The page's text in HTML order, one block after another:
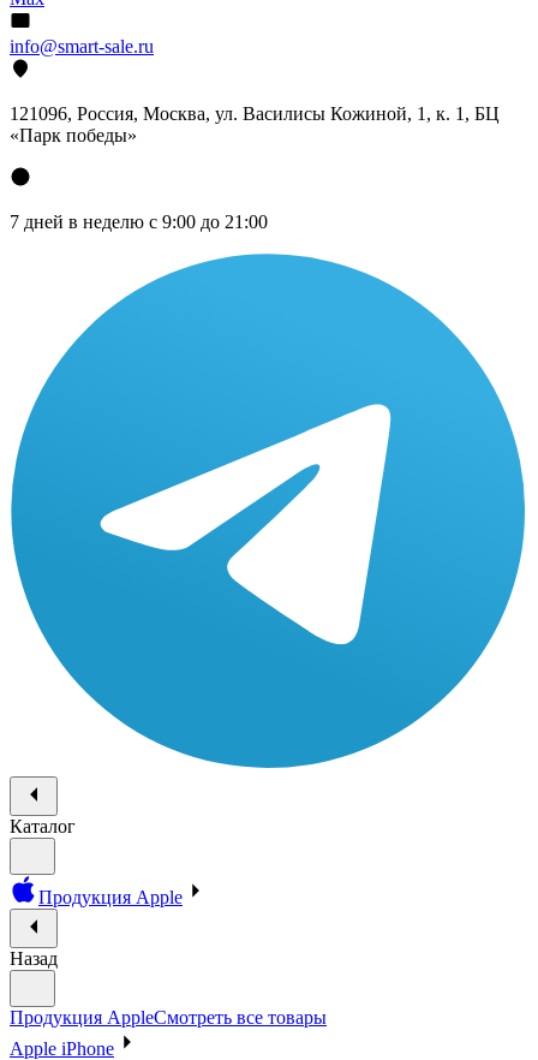
info@smart-sale.ru
121096, Россия, Москва, ул. Василисы Кожиной, 1, к. 1, БЦ
«Парк победы»
7 дней в неделю с 9:00 до 21:00
Каталог
Продукция Apple
Назад
Продукция AppleСмотреть все товары
Apple iPhone